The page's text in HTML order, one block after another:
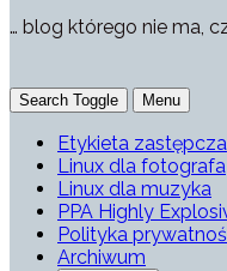
… blog którego nie ma,
Search Toggle Menu
Etykieta zastępcza
Linux dla fotografa
Linux dla muzyka
PPA Highly
Polityka
Archiwum